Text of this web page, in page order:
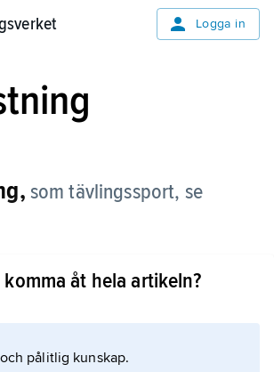
Logga in
som tävlingssport, se
åt hela artikeln?
pålitlig kunskap.